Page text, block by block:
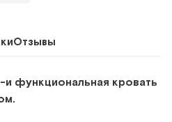
Отзывы
функциональная кровать